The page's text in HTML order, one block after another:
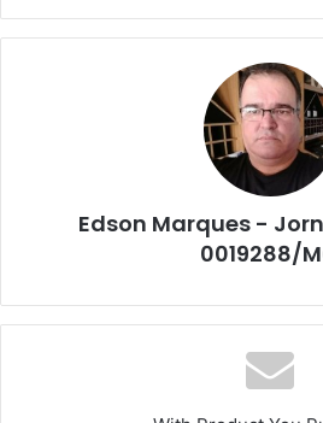
Edson Marques -
0019288/